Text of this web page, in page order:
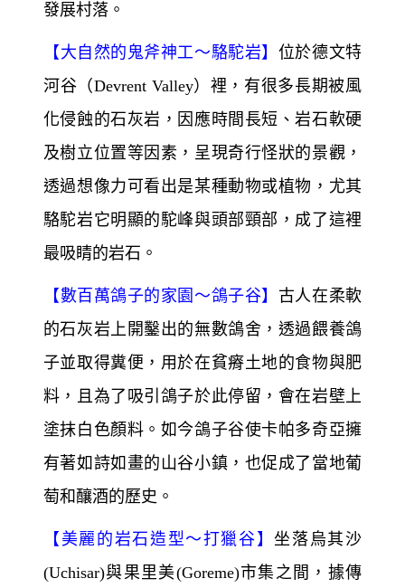
發展村落。
【 大自然的鬼斧神工～駱駝岩】 位於德文特
河谷（Devrent Valley）裡，有很多長期被風
化侵蝕的石灰岩，因應時間長短、岩石軟硬
及樹立位置等因素，呈現奇行怪狀的景觀，
透過想像力可看出是某種動物或植物，尤其
駱駝岩它明顯的駝峰與頭部頸部，成了這裡
最吸睛的岩石。
【數百萬鴿子的家園～鴿子谷】 古人在柔軟
的石灰岩上開鑿出的無數鴿舍，透過餵養鴿
子並取得糞便，用於在貧瘠土地的食物與肥
料，且為了吸引鴿子於此停留，會在岩壁上
塗抹白色顏料。如今鴿子谷使卡帕多奇亞擁
有著如詩如畫的山谷小鎮，也促成了當地葡
萄和釀酒的歷史。
【 美麗的岩石造型～打獵谷】坐落烏其沙
(Uchisar)與果里美(Goreme)市集之間，據傳